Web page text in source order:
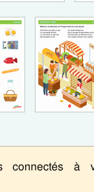
connectés à